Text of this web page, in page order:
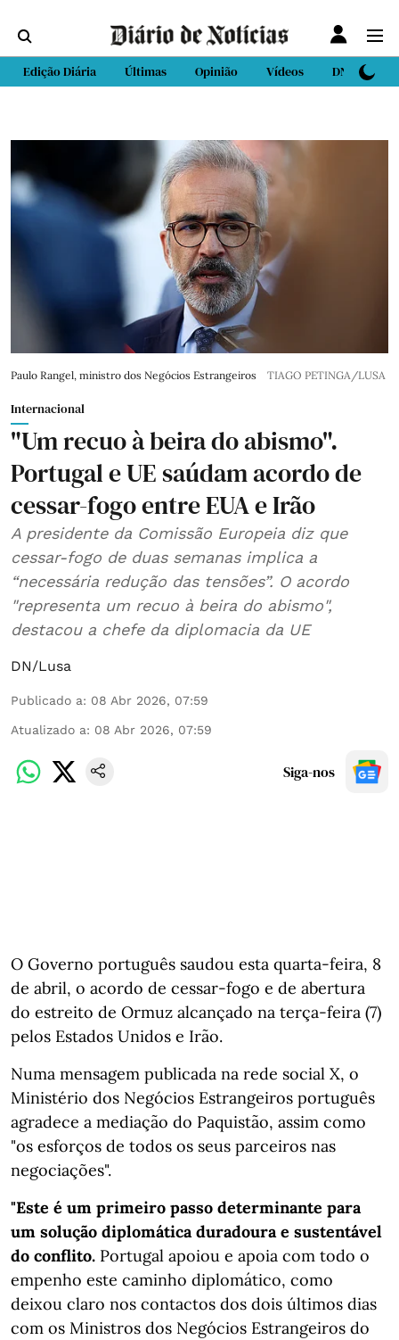
Edição Diária Últimas Opinião Vídeos DN Sport
Paulo Rangel, ministro dos Negócios Estrangeiros TIAGO PETINGA/LUSA
Internacional
"Um recuo à beira do abismo".
Portugal e UE saúdam acordo de
cessar-fogo entre EUA e Irão
A presidente da Comissão Europeia diz que
cessar-fogo de duas semanas implica a
“necessária redução das tensões”. O acordo
"representa um recuo à beira do abismo",
destacou a chefe da diplomacia da UE
DN/Lusa
Publicado a: 08 Abr 2026, 07:59
Atualizado a: 08 Abr 2026, 07:59
Siga-nos
O Governo português saudou esta quarta-feira, 8
de abril, o acordo de cessar-fogo e de abertura
do estreito de Ormuz alcançado na terça-feira (7)
pelos Estados Unidos e Irão.
Numa mensagem publicada na rede social X, o
Ministério dos Negócios Estrangeiros português
agradece a mediação do Paquistão, assim como
"os esforços de todos os seus parceiros nas
negociações".
"Este é um primeiro passo determinante para
um solução diplomática duradoura e sustentável
do conflito. Portugal apoiou e apoia com todo o
empenho este caminho diplomático, como
deixou claro nos contactos dos dois últimos dias
com os Ministros dos Negócios Estrangeiros do